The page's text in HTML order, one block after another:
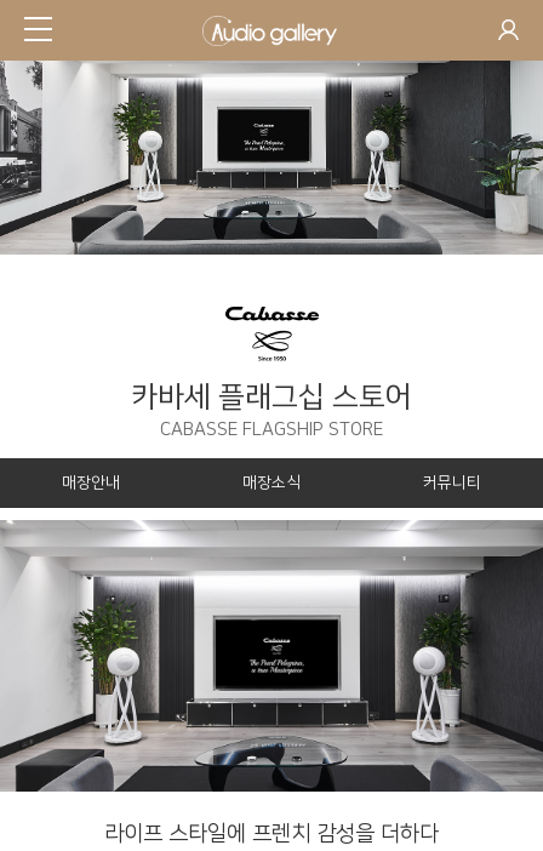
카바세 플래그십 스토어
CABASSE FLAGSHIP STORE
매장안내 매장소식 커뮤니티
라이프 스타일에 프렌치 감성을 더하다